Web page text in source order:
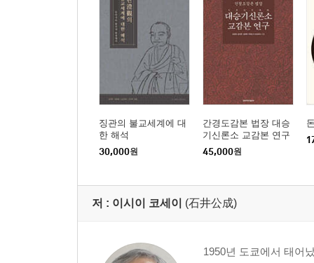
저자 소개 … 623
징관의 불교세계에 대
한 해석
30,000원
간경도감본 법장 대승
기신론소 교감본 연구
45,000원
저 : 이시이 코세이 (石井公成)
1950년 도쿄에서 태어